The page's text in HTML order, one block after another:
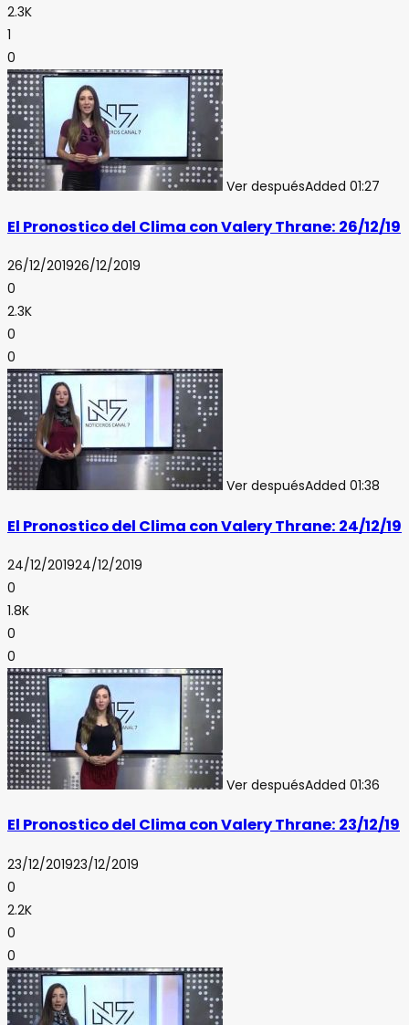
2.3K
1
0
Ver despuésAdded 01:27
El Pronostico del Clima con Valery Thrane: 26/12/19
26/12/201926/12/2019
0
2.3K
0
0
Ver despuésAdded 01:38
El Pronostico del Clima con Valery Thrane: 24/12/19
24/12/201924/12/2019
0
1.8K
0
0
Ver despuésAdded 01:36
El Pronostico del Clima con Valery Thrane: 23/12/19
23/12/201923/12/2019
0
2.2K
0
0